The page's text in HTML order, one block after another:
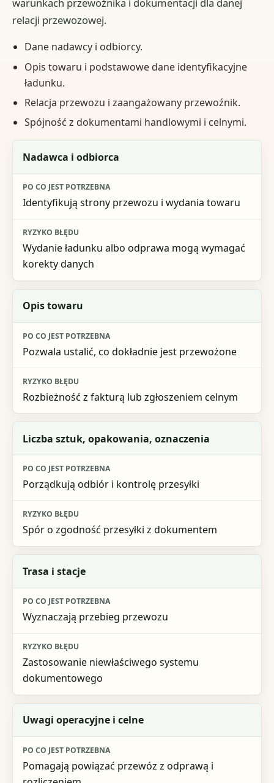
warunkach przewoźnika i dokumentacji dla danej
relacji przewozowej.
Dane nadawcy i odbiorcy.
Opis towaru i podstawowe dane identyfikacyjne
ładunku.
Relacja przewozu i zaangażowany przewoźnik.
Spójność z dokumentami handlowymi i celnymi.
Pole lub grupa danych
Po co jest potrzebna
Ryzyko błędu
Nadawca i odbiorca
Identyfikują strony przewozu i wydania towaru
Wydanie ładunku albo odprawa mogą wymagać
korekty danych
Opis towaru
Pozwala ustalić, co dokładnie jest przewożone
Rozbieżność z fakturą lub zgłoszeniem celnym
Liczba sztuk, opakowania, oznaczenia
Porządkują odbiór i kontrolę przesyłki
Spór o zgodność przesyłki z dokumentem
Trasa i stacje
Wyznaczają przebieg przewozu
Zastosowanie niewłaściwego systemu
dokumentowego
Uwagi operacyjne i celne
Pomagają powiązać przewóz z odprawą i